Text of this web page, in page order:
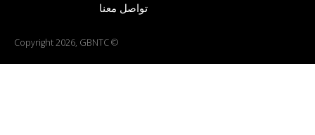
تواصل معنا
© Copyright 2026, GBNTC